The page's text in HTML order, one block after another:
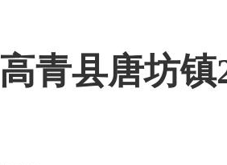
高青县唐坊